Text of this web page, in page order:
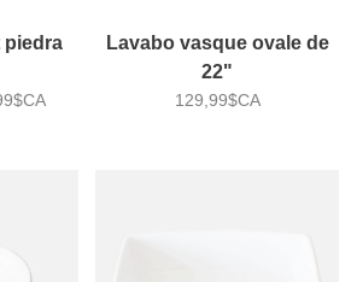
piedra
Lavabo vasque ovale de
22"
129,99$CA